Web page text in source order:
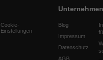
Cookie-
Einstellungen
Unternehmen
Blog
Impressum
Datenschutz
AGB